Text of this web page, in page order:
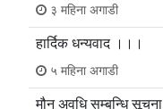
३ महिना अगाडी
हार्दिक धन्यवाद ।।।
५ महिना अगाडी
मौन अवधि सम्बन्धि सूचना